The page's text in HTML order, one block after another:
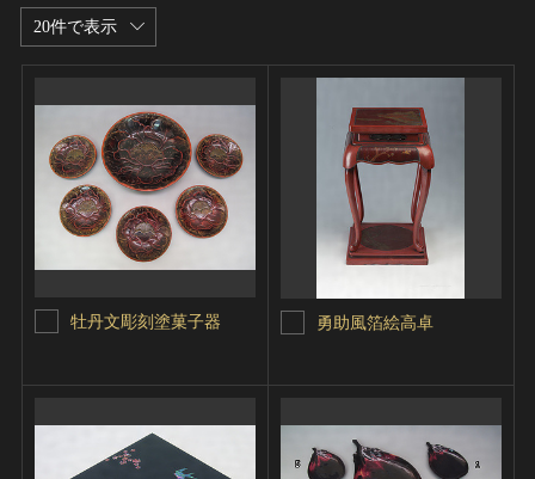
20件で表示
牡丹文彫刻塗菓子器 勇助風箔絵高卓